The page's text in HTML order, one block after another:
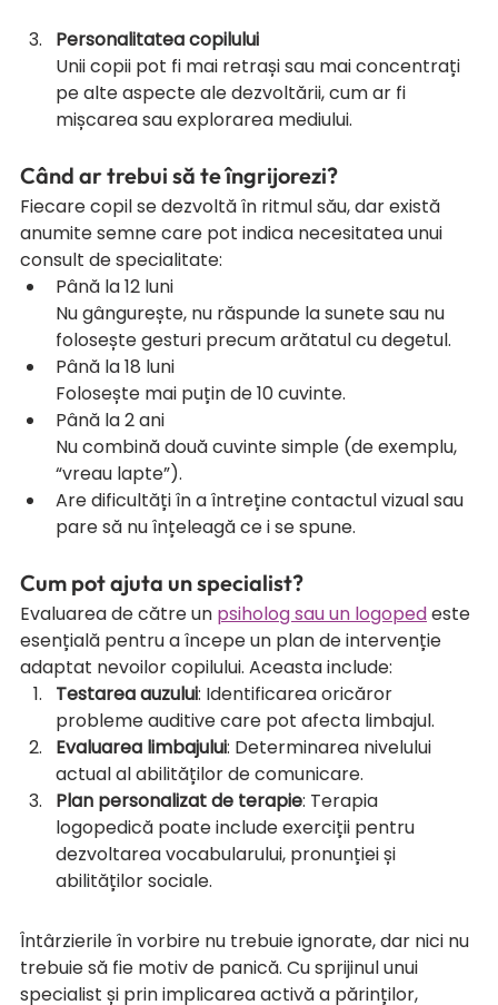
Personalitatea copilului
Unii copii pot fi mai retrași sau mai concentrați
pe alte aspecte ale dezvoltării, cum ar fi
mișcarea sau explorarea mediului.
Când ar trebui să te îngrijorezi?
Fiecare copil se dezvoltă în ritmul său, dar există
anumite semne care pot indica necesitatea unui
consult de specialitate:
Până la 12 luni
Nu gângurește, nu răspunde la sunete sau nu
folosește gesturi precum arătatul cu degetul.
Până la 18 luni
Folosește mai puțin de 10 cuvinte.
Până la 2 ani
Nu combină două cuvinte simple (de exemplu,
“vreau lapte”).
Are dificultăți în a întreține contactul vizual sau
pare să nu înțeleagă ce i se spune.
Cum pot ajuta un specialist?
Evaluarea de către un psiholog sau un logoped este
esențială pentru a începe un plan de intervenție
adaptat nevoilor copilului. Aceasta include:
Testarea auzului: Identificarea oricăror
probleme auditive care pot afecta limbajul.
Evaluarea limbajului: Determinarea nivelului
actual al abilităților de comunicare.
Plan personalizat de terapie: Terapia
logopedică poate include exerciții pentru
dezvoltarea vocabularului, pronunției și
abilităților sociale.
Întârzierile în vorbire nu trebuie ignorate, dar nici nu
trebuie să fie motiv de panică. Cu sprijinul unui
specialist și prin implicarea activă a părinților,